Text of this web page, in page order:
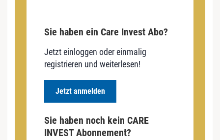
Sie haben ein Care Invest Abo?
Jetzt einloggen oder einmalig
registrieren und weiterlesen!
Jetzt anmelden
Sie haben noch kein CARE
INVEST Abonnement?